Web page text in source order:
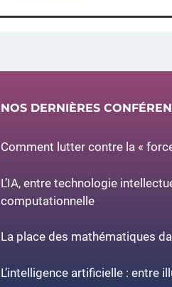
NOS DERNIÈRES
Comment lutter contre la «
L’IA, entre technologie
computationnelle
La place des mathématiques
L’intelligence artificielle : entre